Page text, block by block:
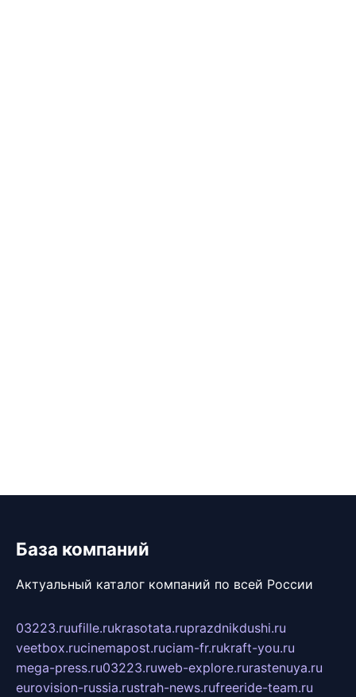
База компаний
Актуальный каталог компаний по всей России
03223.ruufille.rukrasotata.ruprazdnikdushi.ru
veetbox.rucinemapost.ruciam-fr.rukraft-you.ru
mega-press.ru03223.ruweb-explore.rurastenuya.ru
eurovision-russia.rustrah-news.rufreeride-team.ru